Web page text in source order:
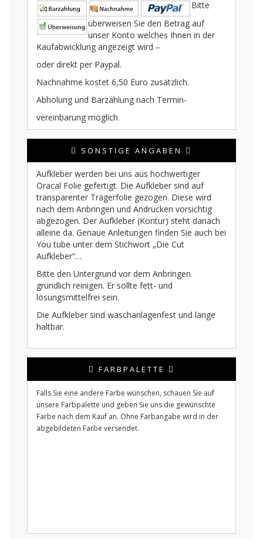
Bitte
überweisen Sie den Betrag auf
unser Konto welches Ihnen in der
Kaufabwicklung angezeigt wird –
oder direkt per Paypal.
Nachnahme kostet 6,50 Euro zusätzlich.
Abholung und Barzahlung nach Termin-
vereinbarung möglich.
SONSTIGE ANGABEN
Aufkleber werden bei uns aus hochwertiger
Oracal Folie gefertigt. Die Aufkleber sind auf
transparenter Trägerfolie gezogen. Diese wird
nach dem Anbringen und Andrücken vorsichtig
abgezogen. Der Aufkleber (Kontur) steht danach
alleine da. Genaue Anleitungen finden Sie auch bei
You tube unter dem Stichwort „Die Cut
Aufkleber“…
Bitte den Untergrund vor dem Anbringen
gründlich reinigen. Er sollte fett- und
lösungsmittelfrei sein.
Die Aufkleber sind waschanlagenfest und lange
haltbar.
FARBPALETTE
Falls Sie eine andere Farbe wünschen, schauen Sie auf
unsere Farbpalette und geben Sie uns die gewünschte
Farbe nach dem Kauf an. Ohne Farbangabe wird in der
abgebildeten Farbe versendet.